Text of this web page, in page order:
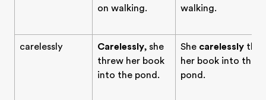
on walking.
walking.
carelessly Carelessly, she
threw her book
into the pond.
She carelessly
her book into the
pond.